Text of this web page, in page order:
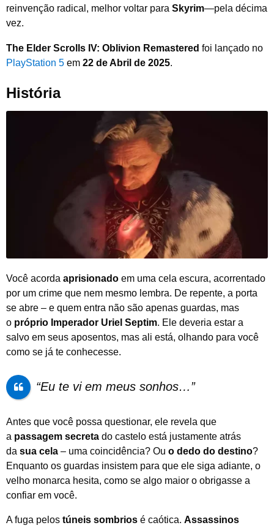
reinvenção radical, melhor voltar para Skyrim—pela décima
vez.
The Elder Scrolls IV: Oblivion Remastered foi lançado no
PlayStation 5 em 22 de Abril de 2025.
História
Você acorda aprisionado em uma cela escura, acorrentado
por um crime que nem mesmo lembra. De repente, a porta
se abre – e quem entra não são apenas guardas, mas
o próprio Imperador Uriel Septim. Ele deveria estar a
salvo em seus aposentos, mas ali está, olhando para você
como se já te conhecesse.
“Eu te vi em meus sonhos…”
Antes que você possa questionar, ele revela que
a passagem secreta do castelo está justamente atrás
da sua cela – uma coincidência? Ou o dedo do destino?
Enquanto os guardas insistem para que ele siga adiante, o
velho monarca hesita, como se algo maior o obrigasse a
confiar em você.
A fuga pelos túneis sombrios é caótica. Assassinos